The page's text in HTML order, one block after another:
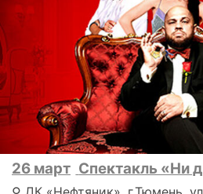
26 март Спектакль «Ни